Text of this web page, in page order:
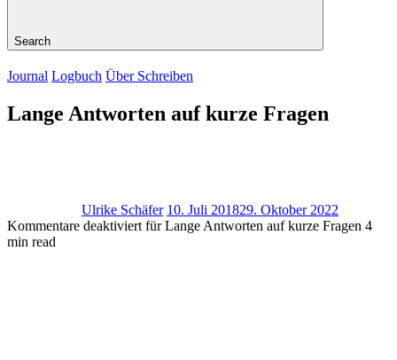
Search
Journal Logbuch Über Schreiben
Lange Antworten auf kurze Fragen
Ulrike Schäfer 10. Juli 201829. Oktober 2022
Kommentare deaktiviert für Lange Antworten auf kurze Fragen 4
min read